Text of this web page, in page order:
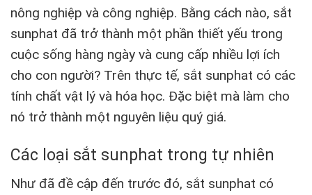
nông nghiệp và công nghiệp. Bằng cách nào, sắt
sunphat đã trở thành một phần thiết yếu trong
cuộc sống hàng ngày và cung cấp nhiều lợi ích
cho con người? Trên thực tế, sắt sunphat có các
tính chất vật lý và hóa học. Đặc biệt mà làm cho
nó trở thành một nguyên liệu quý giá.
Các loại sắt sunphat trong tự nhiên
Như đã đề cập đến trước đó, sắt sunphat có